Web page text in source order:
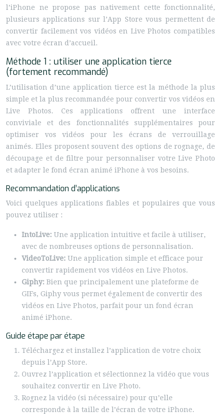
l’iPhone ne propose pas nativement cette fonctionnalité,
plusieurs applications sur l’App Store vous permettent de
convertir facilement vos vidéos en Live Photos compatibles
avec votre écran d’accueil.
Méthode 1 : utiliser une application tierce
(fortement recommandé)
L’utilisation d’une application tierce est la méthode la plus
simple et la plus recommandée pour convertir vos vidéos en
Live Photos. Ces applications offrent une interface
conviviale et des fonctionnalités supplémentaires pour
optimiser vos vidéos pour les écrans de verrouillage
animés. Elles proposent souvent des options de rognage, de
découpage et de filtre pour personnaliser votre Live Photo
et adapter le fond écran animé iPhone à vos besoins.
Recommandation d’applications
Voici quelques applications fiables et populaires que vous
pouvez utiliser :
IntoLive: Une application intuitive et facile à utiliser,
avec de nombreuses options de personnalisation.
VideoToLive: Une application simple et efficace pour
convertir rapidement vos vidéos en Live Photos.
Giphy: Bien que principalement une plateforme de
GIFs, Giphy vous permet également de convertir des
vidéos en Live Photos, parfait pour un fond écran
animé iPhone.
Guide étape par étape
Téléchargez et installez l’application de votre choix
depuis l’App Store.
Ouvrez l’application et sélectionnez la vidéo que vous
souhaitez convertir en Live Photo.
Rognez la vidéo (si nécessaire) pour qu’elle
corresponde à la taille de l’écran de votre iPhone.